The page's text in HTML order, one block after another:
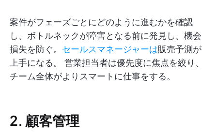
案件がフェーズごとにどのように進むかを確認
し、ボトルネックが障害となる前に発見し、機会
損失を防ぐ。 セールスマネージャーは販売予測が
上手になる。 営業担当者は優先度に焦点を絞り、
チーム全体がよりスマートに仕事をする。
2. 顧客管理